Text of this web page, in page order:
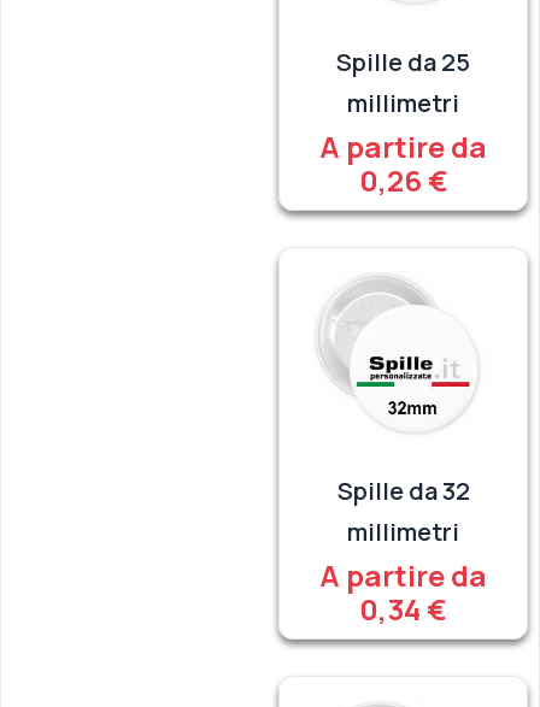
Spille da 25
millimetri
A partire da
0,26 €
Spille da 32
millimetri
A partire da
0,34 €